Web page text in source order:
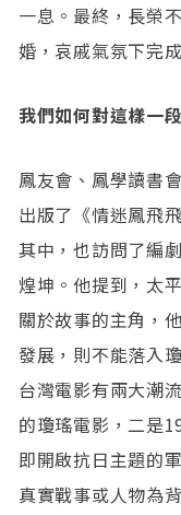
一息。最終，長榮
婚，哀戚氣氛下完
我們如何對這樣一
鳳友會、鳳學讀書
出版了《情迷鳳飛
其中，也訪問了編
煌坤。他提到，太
關於故事的主角，
發展，則不能落入
台灣電影有兩大潮
的瓊瑤電影，二是
即開啟抗日主題的
真實戰事或人物為